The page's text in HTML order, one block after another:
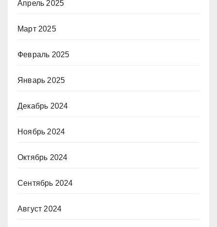
Апрель 2025
Март 2025
Февраль 2025
Январь 2025
Декабрь 2024
Ноябрь 2024
Октябрь 2024
Сентябрь 2024
Август 2024